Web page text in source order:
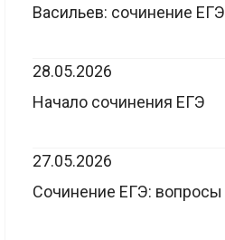
Васильев: сочинение ЕГЭ
28.05.2026
Начало сочинения ЕГЭ
27.05.2026
Сочинение ЕГЭ: вопросы